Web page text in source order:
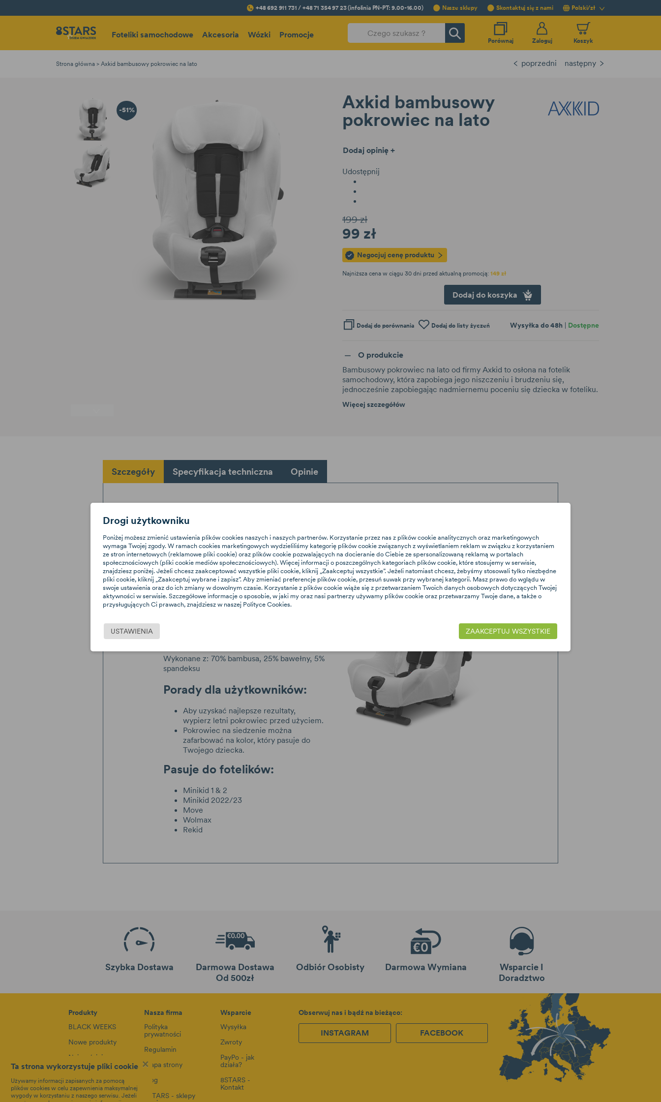
+48 692 911 731 / +48 71 354 97 23 (infolinia PN-PT: 9.00-16.00) Nasze sklepy Skontaktuj się z nami Polski/zł
Porównaj Zaloguj Koszyk
Foteliki samochodowe Akcesoria Wózki Promocje
Strona główna Axkid bambusowy pokrowiec na lato poprzedni następny
Axkid bambusowy
pokrowiec na lato
-51%
Dodaj opinię +
Udostępnij
199 zł
99 zł
Negocjuj cenę produktu
Najniższa cena w ciągu 30 dni przed aktualną promocją: 149 zł
Dodaj do koszyka
Dodaj do porównania Dodaj do listy życzeń Wysyłka do 48h Dostępne
O produkcie
Bambusowy pokrowiec na lato od firmy Axkid to osłona na fotelik
samochodowy, która zapobiega jego niszczeniu i brudzeniu się,
jednocześnie zapobiegając nadmiernemu poceniu się dziecka w foteliku.
Więcej szczegółów
Szczegóły Specyfikacja techniczna Opinie
Axkid - bambusowy pokrowiec na lato
Bambusowy pokrowiec na lato od firmy
Axkidto osłona na fotelik samochodowy,
która zapobiega jego niszczeniu i brudzeniu
się, jednocześnie zapobiegając nadmiernemu
poceniu się dziecka w foteliku. Pokrowiec
wykonany jest z ekologicznych materiałów,
dzięki czemu świetnie utrzymuje ciepło z
Wykonane z: 70% bambusa, 25% bawełny, 5%
spandeksu
Porady dla użytkowników:
Aby uzyskać najlepsze rezultaty,
wypierz letni pokrowiec przed użyciem.
Pokrowiec na siedzenie można
zafarbować na kolor, który pasuje do
Twojego dziecka.
Pasuje do fotelików:
Minikid 1 & 2
Minikid 2022/23
Move
Wolmax
Rekid
Szybka Dostawa
Darmowa Dostawa
Od 500zł
Odbiór Osobisty Darmowa Wymiana
Wsparcie I
Doradztwo
Produkty
BLACK WEEKS
Nowe produkty
Najczęściej
kupowane
Foteliki
Akcesoria
Nasza firma
Polityka
prywatności
Regulamin
Mapa strony
Blog
8STARS - sklepy
Wsparcie
Wysyłka
Zwroty
PayPo - jak
działa?
8STARS -
Kontakt
Obserwuj nas i bądź na bieżąco:
INSTAGRAM FACEBOOK
×
Ta strona wykorzystuje pliki cookie
Używamy informacji zapisanych za pomocą
plików cookies w celu zapewnienia maksymalnej
wygody w korzystaniu z naszego serwisu. Jeżeli
Drogi użytkowniku
Poniżej możesz zmienić ustawienia plików cookies naszych i naszych partnerów. Korzystanie przez nas z plików cookie analitycznych oraz marketingowych
wymaga Twojej zgody. W ramach cookies marketingowych wydzieliliśmy kategorię plików cookie związanych z wyświetlaniem reklam w związku z korzystaniem
ze stron internetowych (reklamowe pliki cookie) oraz plików cookie pozwalających na docieranie do Ciebie ze spersonalizowaną reklamą w portalach
społecznościowych (pliki cookie mediów społecznościowych). Więcej informacji o poszczególnych kategoriach plików cookie, które stosujemy w serwisie,
znajdziesz poniżej. Jeżeli chcesz zaakceptować wszystkie pliki cookie, kliknij „Zaakceptuj wszystkie”. Jeżeli natomiast chcesz, żebyśmy stosowali tylko niezbędne
pliki cookie, kliknij „Zaakceptuj wybrane i zapisz”. Aby zmieniać preferencje plików cookie, przesuń suwak przy wybranej kategorii. Masz prawo do wglądu w
swoje ustawienia oraz do ich zmiany w dowolnym czasie. Korzystanie z plików cookie wiąże się z przetwarzaniem Twoich danych osobowych dotyczących Twojej
aktywności w serwisie. Szczegółowe informacje o sposobie, w jaki my oraz nasi partnerzy używamy plików cookie oraz przetwarzamy Twoje dane, a także o
przysługujących Ci prawach, znajdziesz w naszej Polityce Cookies.
USTAWIENIA ZAAKCEPTUJ WSZYSTKIE